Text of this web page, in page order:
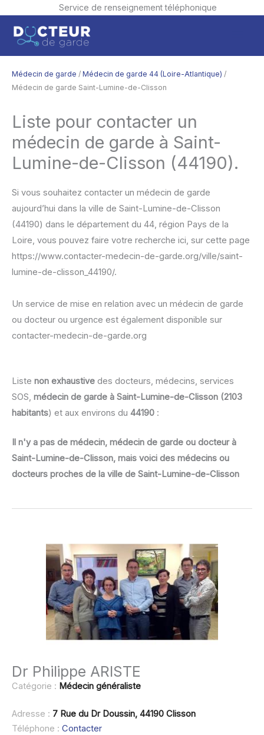
Service de renseignement téléphonique
contenu
Médecin de garde / Médecin de garde 44 (Loire-Atlantique) /
Médecin de garde Saint-Lumine-de-Clisson
Liste pour contacter un
médecin de garde à Saint-
Lumine-de-Clisson (44190).
Si vous souhaitez contacter un médecin de garde
aujourd’hui dans la ville de Saint-Lumine-de-Clisson
(44190) dans le département du 44, région Pays de la
Loire, vous pouvez faire votre recherche ici, sur cette page
https://www.contacter-medecin-de-garde.org/ville/saint-
lumine-de-clisson_44190/.
Un service de mise en relation avec un médecin de garde
ou docteur ou urgence est également disponible sur
contacter-medecin-de-garde.org
Liste non exhaustive des docteurs, médecins, services
SOS, médecin de garde à Saint-Lumine-de-Clisson (2103
habitants) et aux environs du 44190 :
Il n'y a pas de médecin, médecin de garde ou docteur à
Saint-Lumine-de-Clisson, mais voici des médecins ou
docteurs proches de la ville de Saint-Lumine-de-Clisson
Dr Philippe ARISTE
Catégorie : Médecin généraliste
Adresse : 7 Rue du Dr Doussin, 44190 Clisson
Téléphone : Contacter